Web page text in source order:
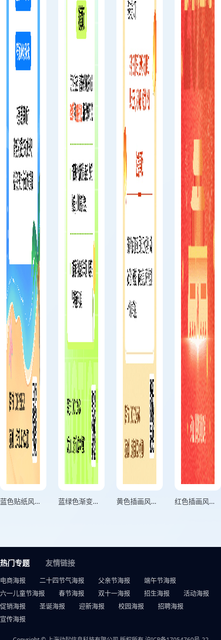
蓝色贴纸风安全过暑假活动海报 蓝绿色渐变风快乐迎暑假活动海报 黄色插画风格中秋节放假通知竖版中秋节放假通知海报 红色插画风格国庆放假通知正方形国庆放假通知海报
热门专题 友情链接
电商海报 二十四节气海报 父亲节海报
端午节海报
六一儿童节海报
春节海报 双十一海报 招生海报
活动海报
促销海报
圣诞海报 迎新海报 校园海报
招聘海报
宣传海报